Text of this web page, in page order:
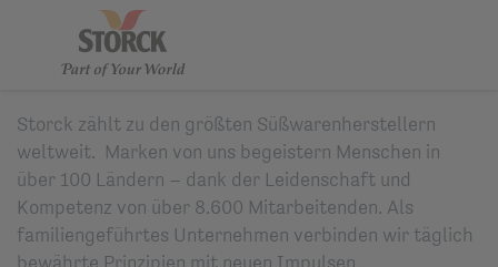
Storck zählt zu den größten Süßwarenherstellern
weltweit. Marken von uns begeistern Menschen in
über 100 Ländern – dank der Leidenschaft und
Kompetenz von über 8.600 Mitarbeitenden. Als
familiengeführtes Unternehmen verbinden wir täglich
bewährte Prinzipien mit neuen Impulsen.